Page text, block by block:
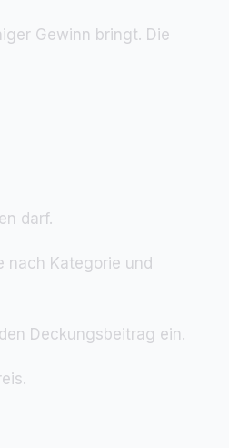
Gewinn bringt. Die
darf.
nach Kategorie und
Deckungsbeitrag ein.